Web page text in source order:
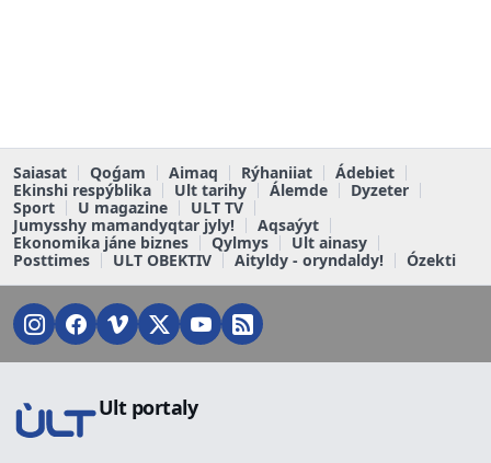
Saiasat Qoǵam Aimaq Rýhaniiat
Ádebiet
Ekinshi respýblika
Ult tarihy Álemde
Dyzeter
Sport
U magazine
ULT TV
Jumysshy mamandyqtar jyly!
Aqsaýyt
Ekonomika jáne biznes
Qylmys
Ult ainasy
Posttimes
ULT OBEKTIV Aityldy - oryndaldy! Ózekti
Ult portaly